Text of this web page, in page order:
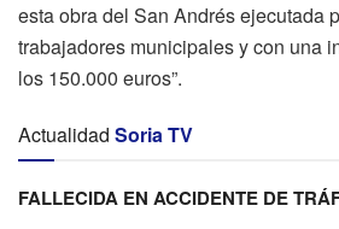
esta obra del San Andrés ejecutada
trabajadores municipales y con una
los 150.000 euros”.
Actualidad Soria TV
FALLECIDA EN ACCIDENTE DE